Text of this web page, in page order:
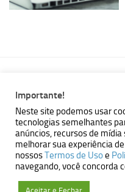
MBallem | Programando
Powered by -
Importante!
Neste site podemos usar
tecnologias semelhantes
anúncios, recursos de
melhorar sua experiência
nossosTermos de Usoe
navegando, você concorda